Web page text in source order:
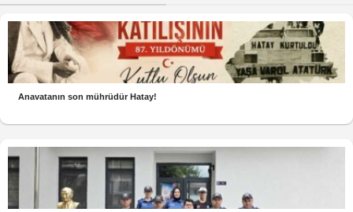
Anavatanın son mührüdür Hatay!